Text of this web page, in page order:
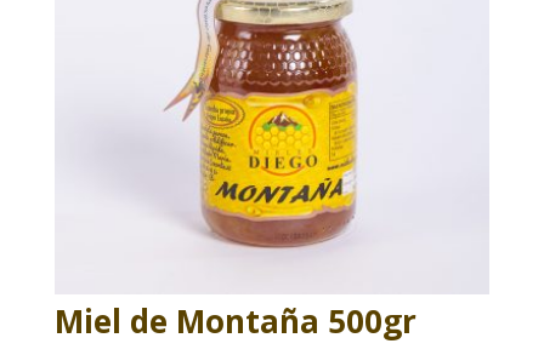
Miel de Montaña 500gr